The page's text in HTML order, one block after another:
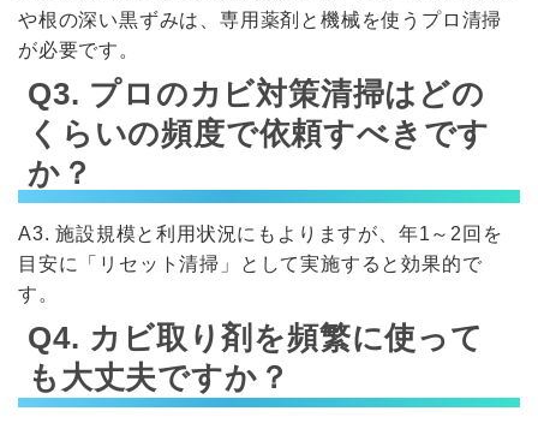
や根の深い黒ずみは、専用薬剤と機械を使うプロ清掃
が必要です。
Q3. プロのカビ対策清掃はどの
くらいの頻度で依頼すべきです
か？
A3. 施設規模と利用状況にもよりますが、年1～2回を
目安に「リセット清掃」として実施すると効果的で
す。
Q4. カビ取り剤を頻繁に使って
も大丈夫ですか？